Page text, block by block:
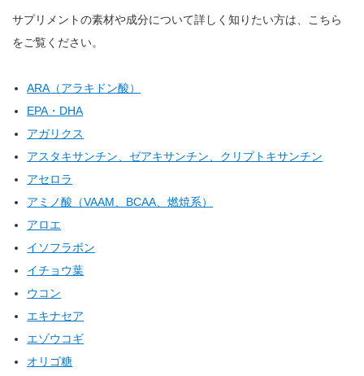
サプリメントの素材や成分について詳しく知りたい方は、こちら
をご覧ください。
ARA（アラキドン酸）
EPA・DHA
アガリクス
アスタキサンチン、ゼアキサンチン、クリプトキサンチン
アセロラ
アミノ酸（VAAM、BCAA、燃焼系）
アロエ
イソフラボン
イチョウ葉
ウコン
エキナセア
エゾウコギ
オリゴ糖